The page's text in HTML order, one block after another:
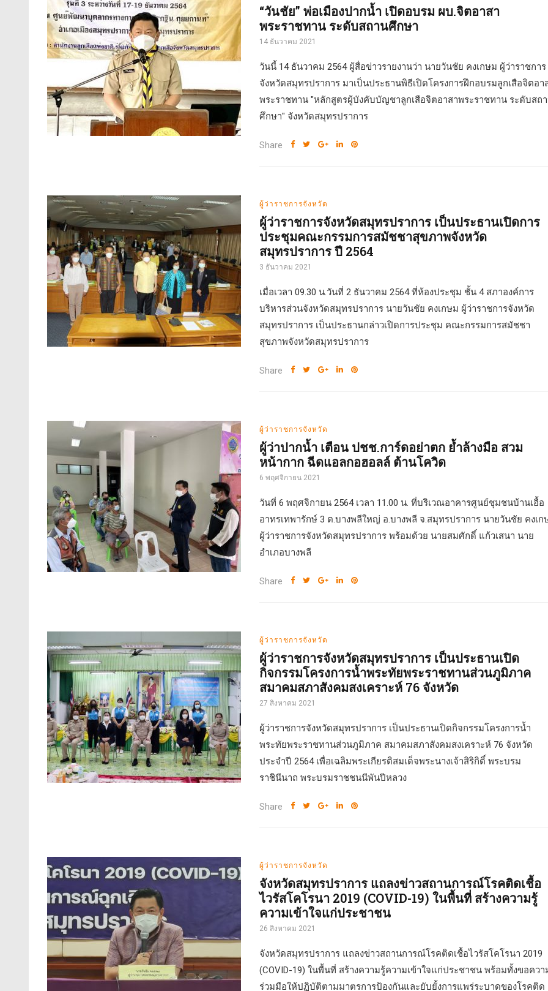
“วันชัย” พ่อเมืองปากน้ำ เปิดอบรม ผบ.จิตอาสา
พระราชทาน ระดับสถานศึกษา
14 ธันวาคม 2021
วันนี้ 14 ธันวาคม 2564 ผู้สื่อข่าวรายงานว่า นายวันชัย คงเกษม ผู้ว่าราชการ
จังหวัดสมุทรปราการ มาเป็นประธานพิธีเปิดโครงการฝึกอบรมลูกเสือจิตอา
พระราชทาน "หลักสูตรผู้บังคับบัญชาลูกเสือจิตอาสาพระราชทาน ระดับสถ
ศึกษา" จังหวัดสมุทรปราการ
Share
ผู้ว่าราชการจังหวัด
ผู้ว่าราชการจังหวัดสมุทรปราการ เป็นประธานเปิดการ
ประชุมคณะกรรมการสมัชชาสุขภาพจังหวัด
สมุทรปราการ ปี 2564
3 ธันวาคม 2021
เมื่อเวลา 09.30 น.วันที่ 2 ธันวาคม 2564 ที่ห้องประชุม ชั้น 4 สภาองค์การ
บริหารส่วนจังหวัดสมุทรปราการ นายวันชัย คงเกษม ผู้ว่าราชการจังหวัด
สมุทรปราการ เป็นประธานกล่าวเปิดการประชุม คณะกรรมการสมัชชา
สุขภาพจังหวัดสมุทรปราการ
Share
ผู้ว่าราชการจังหวัด
ผู้ว่าปากน้ำ เตือน ปชช.การ์ดอย่าตก ย้ำล้างมือ สวม
หน้ากาก ฉีดแอลกอฮอลล์ ต้านโควิด
6 พฤศจิกายน 2021
วันที่ 6 พฤศจิกายน 2564 เวลา 11.00 น. ที่บริเวณอาคารศูนย์ชุมชนบ้านเอื้อ
อาทรเทพารักษ์ 3 ต.บางพลีใหญ่ อ.บางพลี จ.สมุทรปราการ นายวันชัย คงเก
ผู้ว่าราชการจังหวัดสมุทรปราการ พร้อมด้วย นายสมศักดิ์ แก้วเสนา นาย
อำเภอบางพลี
Share
ผู้ว่าราชการจังหวัด
ผู้ว่าราชการจังหวัดสมุทรปราการ เป็นประธานเปิด
กิจกรรมโครงการน้ำพระทัยพระราชทานส่วนภูมิภาค
สมาคมสภาสังคมสงเคราะห์ 76 จังหวัด
27 สิงหาคม 2021
ผู้ว่าราชการจังหวัดสมุทรปราการ เป็นประธานเปิดกิจกรรมโครงการน้ำ
พระทัยพระราชทานส่วนภูมิภาค สมาคมสภาสังคมสงเคราะห์ 76 จังหวัด
ประจำปี 2564 เพื่อเฉลิมพระเกียรติสมเด็จพระนางเจ้าสิริกิติ์ พระบรม
ราชินีนาถ พระบรมราชชนนีพันปีหลวง
Share
ผู้ว่าราชการจังหวัด
จังหวัดสมุทรปราการ แถลงข่าวสถานการณ์โรคติดเชื้อ
ไวรัสโคโรนา 2019 (COVID-19) ในพื้นที่ สร้างความรู้
ความเข้าใจแก่ประชาชน
26 สิงหาคม 2021
จังหวัดสมุทรปราการ แถลงข่าวสถานการณ์โรคติดเชื้อไวรัสโคโรนา 2019
(COVID-19) ในพื้นที่ สร้างความรู้ความเข้าใจแก่ประชาชน พร้อมทั้งขอควา
ร่วมมือให้ปฏิบัติตามมาตรการป้องกันและยับยั้งการแพร่ระบาดของโรคติด